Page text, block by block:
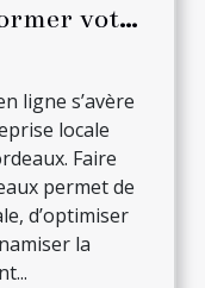
votre
ligne s’avère
locale
Faire
permet de
d’optimiser
la